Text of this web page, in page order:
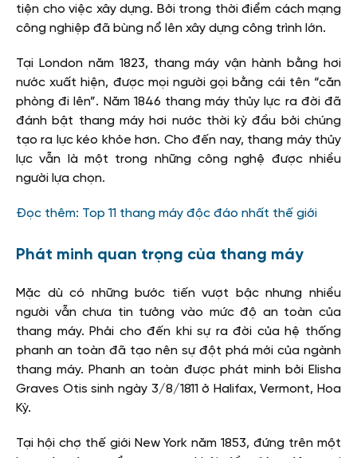
tiện cho việc xây dựng. Bởi trong thời điểm cách mạng
công nghiệp đã bùng nổ lên xây dựng công trình lớn.
Tại London năm 1823, thang máy vận hành bằng hơi
nước xuất hiện, được mọi người gọi bằng cái tên “căn
phòng đi lên”. Năm 1846 thang máy thủy lực ra đời đã
đánh bật thang máy hơi nước thời kỳ đầu bởi chúng
tạo ra lực kéo khỏe hơn. Cho đến nay, thang máy thủy
lực vẫn là một trong những công nghệ được nhiều
người lựa chọn.
Đọc thêm: Top 11 thang máy độc đáo nhất thế giới
Phát minh quan trọng của thang máy
Mặc dù có những bước tiến vượt bậc nhưng nhiều
người vẫn chưa tin tưởng vào mức độ an toàn của
thang máy. Phải cho đến khi sự ra đời của hệ thống
phanh an toàn đã tạo nên sự đột phá mới của ngành
thang máy. Phanh an toàn được phát minh bởi Elisha
Graves Otis sinh ngày 3/8/1811 ở Halifax, Vermont, Hoa
Kỳ.
Tại hội chợ thế giới New York năm 1853, đứng trên một